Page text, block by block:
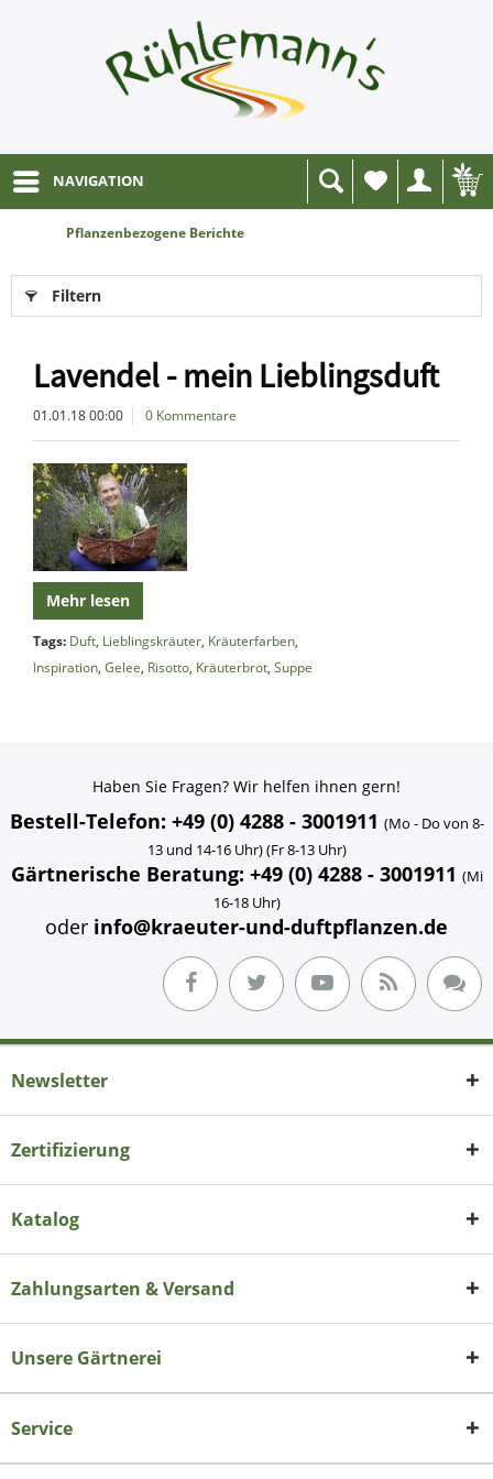
NAVIGATION
Wunschliste
Pflanzenbezogene Berichte
Filtern
Lavendel - mein Lieblingsduft
01.01.18 00:00 0 Kommentare
Mehr lesen
Tags: Duft, Lieblingskräuter, Kräuterfarben,
Inspiration, Gelee, Risotto, Kräuterbrot, Suppe
Haben Sie Fragen? Wir helfen ihnen gern!
Bestell-Telefon: +49 (0) 4288 - 3001911 (Mo - Do von 8-
13 und 14-16 Uhr) (Fr 8-13 Uhr)
Gärtnerische Beratung: +49 (0) 4288 - 3001911 (Mi
16-18 Uhr)
oder info@kraeuter-und-duftpflanzen.de
Newsletter
Zertifizierung
Katalog
Zahlungsarten & Versand
Unsere Gärtnerei
Service